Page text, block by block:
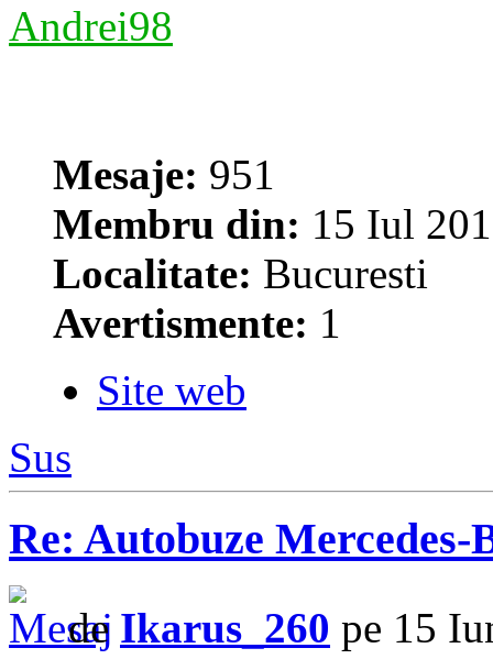
Andrei98
Mesaje: 951
Membru din: 15 Iul
Localitate: Bucuresti
Avertismente: 1
Site web
Sus
Re: Autobuze
de Ikarus_260 pe 15